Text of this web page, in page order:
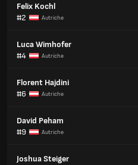
Felix Kochl
#2
Autriche
Luca Wimhofer
#4
Autriche
Florent Hajdini
#6
Autriche
David Peham
#9
Autriche
Joshua Steiger